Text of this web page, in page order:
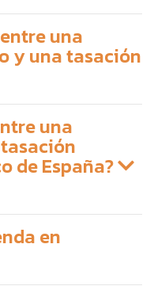
una
y una tasación
una
de España?
en